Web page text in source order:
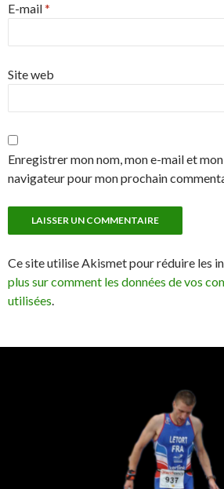
E-mail*
Site web
Enregistrer mon nom, mon e-mail et
navigateur pour mon prochain
Ce site utilise Akismet pour réduire les
plus sur comment les données de vos
utilisées.